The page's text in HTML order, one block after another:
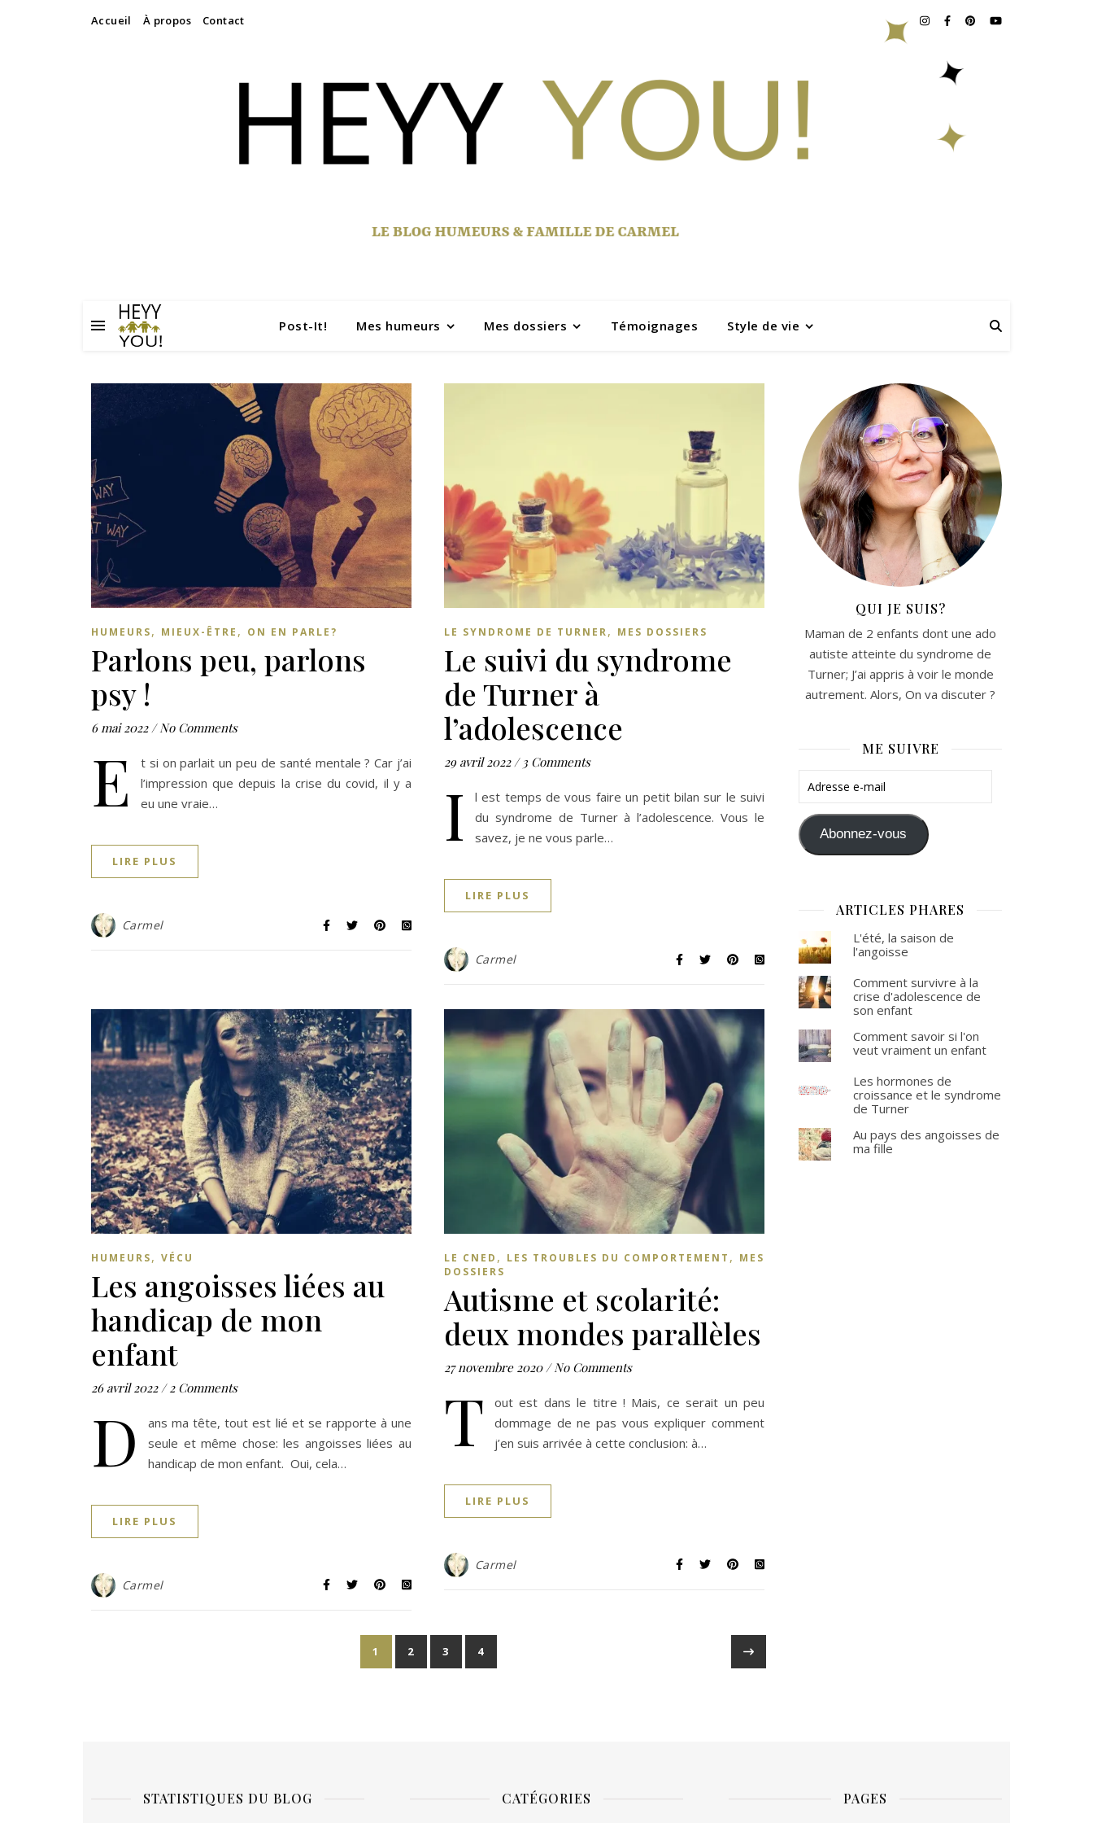
Accueil À propos Contact
Post-It! Mes humeurs Mes dossiers Témoignages Style de vie
HUMEURS, MIEUX-ÊTRE , ON EN PARLE?
Parlons peu, parlons
psy !
6 mai 2022 / No Comments
E
t si on parlait un peu de santé mentale ? Car j’ai
l’impression que depuis la crise du covid, il y a
eu une vraie…
LIRE PLUS
Carmel
LE SYNDROME DE TURNER, MES DOSSIERS
Le suivi du syndrome
de Turner à
l’adolescence
29 avril 2022 / 3 Comments
I
l est temps de vous faire un petit bilan sur le suivi
du syndrome de Turner à l’adolescence. Vous le
savez, je ne vous parle…
LIRE PLUS
Carmel
HUMEURS, VÉCU
Les angoisses liées au
handicap de mon
enfant
26 avril 2022 / 2 Comments
D
ans ma tête, tout est lié et se rapporte à une
seule et même chose: les angoisses liées au
handicap de mon enfant. Oui, cela…
LIRE PLUS
Carmel
LE CNED , LES TROUBLES DU COMPORTEMENT , MES
DOSSIERS
Autisme et scolarité:
deux mondes parallèles
27 novembre 2020 / No Comments
T
out est dans le titre ! Mais, ce serait un peu
dommage de ne pas vous expliquer comment
j’en suis arrivée à cette conclusion: à…
LIRE PLUS
Carmel
1 2 3 4
QUI JE SUIS?
Maman de 2 enfants dont une ado
autiste atteinte du syndrome de
Turner; J’ai appris à voir le monde
autrement. Alors, On va discuter ?
ME SUIVRE
Adresse e-mail
Abonnez-vous
ARTICLES PHARES
L'été, la saison de
l'angoisse
Comment survivre à la
crise d'adolescence de
son enfant
Comment savoir si l'on
veut vraiment un enfant
Les hormones de
croissance et le syndrome
de Turner
Au pays des angoisses de
ma fille
STATISTIQUES DU BLOG CATÉGORIES PAGES